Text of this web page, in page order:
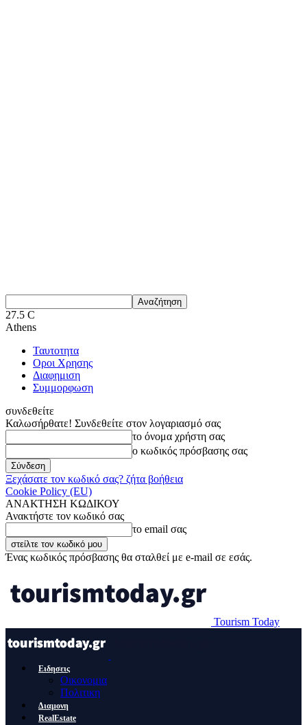
27.5 C
Athens
Ταυτοτητα
Οροι Χρησης
Διαφημιση
Συμμορφωση
συνδεθείτε
Καλωσήρθατε! Συνδεθείτε στον λογαριασμό σας
το όνομα χρήστη σας
ο κωδικός πρόσβασης σας
Ξεχάσατε τον κωδικό σας? ζήτα βοήθεια
Cookie Policy (EU)
ΑΝΑΚΤΗΣΗ ΚΩΔΙΚΟΥ
Ανακτήστε τον κωδικό σας
το email σας
Ένας κωδικός πρόσβασης θα σταλθεί με e-mail σε εσάς.
Tourism Today
Ειδησεις
Οικονομια
Πολιτικη
Διαμονη
RealEstate